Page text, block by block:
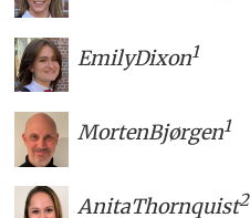
EmilyDixon1
MortenBjørgen1
AnitaThornquist2